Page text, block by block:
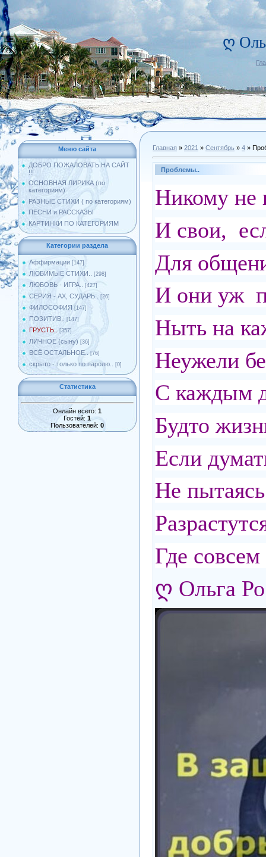
ღ
Меню сайта
ДОБРО ПОЖАЛОВАТЬ НА САЙТ
!!!
ОСНОВНАЯ ЛИРИКА (по
категориям)
РАЗНЫЕ СТИХИ ( по категориям)
ПЕСНИ и РАССКАЗЫ
КАРТИНКИ ПО КАТЕГОРИЯМ
Категории раздела
Аффирмации [147]
ЛЮБИМЫЕ СТИХИ.. [298]
ЛЮБОВЬ - ИГРА.. [427]
СЕРИЯ - АХ, СУДАРЬ.. [26]
ФИЛОСОФИЯ [147]
ПОЗИТИВ.. [147]
ГРУСТЬ.. [357]
ЛИЧНОЕ (сыну) [36]
ВСЁ ОСТАЛЬНОЕ.. [76]
скрыто - только по паролю.. [0]
Статистика
Онлайн всего: 1
Гостей: 1
Пользователей: 0
Главная » 2021 » Сентябрь » 4 »
Проблемы..
Никому не
И свои,
Для
И они уж
Ныть на
Неужели
С каждым
Будто
Если
Не
Где
ღ Ольга